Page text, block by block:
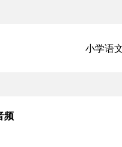
小学语
频